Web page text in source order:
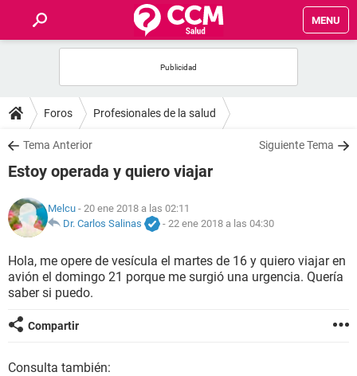
MENU
FOROS
SALUD
FAMILIA
NUTRICIÓN
BIENESTAR
Foros Profesionales de la salud
Tema Anterior Siguiente Tema
Estoy operada y quiero viajar
Melcu - 20 ene 2018 a las 02:11
Dr. Carlos Salinas
- 22 ene 2018 a las 04:30
Hola, me opere de vesícula el martes de 16 y quiero viajar en
avión el domingo 21 porque me surgió una urgencia. Quería
saber si puedo.
Compartir
Consulta también: